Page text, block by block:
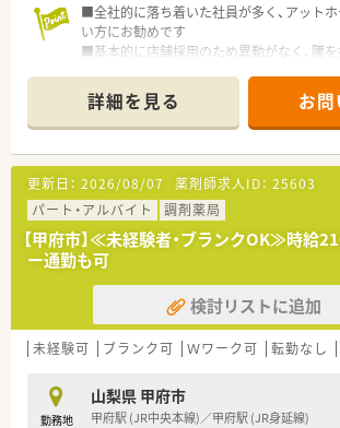
ンを提示しており、個人の志向に合わせた
会社です。
【勤務実態について】
■残業はほとんど発生しない体制を整えてお
せてスムーズに帰宅できるため、心身ともに
■年間休日は120日以上を確保しており、週
も相談可能なため、ゆとりを持って長く働
す。
■企業内保育所や保育園を運営しており、
得可能なため、子育て中の薬剤師の方も多く
す。
■全社的に落ち着いた社員が多く、アット
い方にお勧めです
■基本的に店舗採用のため異動がなく、腰
■時給、年収水準がやや高く、土日休みなど
舗があります
詳細を見る お
更新日： 2026/08/07 薬剤師求人ID： 25603
パート・アルバイト
調剤薬局
【甲府市】≪未経験者・ブランクOK≫時給
ー通勤も可
検討リストに追加
未経験可 ブランク可 Ｗワーク可 転勤なし
勤務地
山梨県 甲府市
甲府駅 (JR中央本線)／甲府駅 (JR身延線)